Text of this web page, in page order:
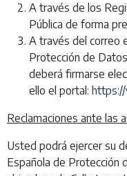
A través de los
Pública de forma
A través del correo
Protección de
deberá firmarse
ello el portal:
Reclamaciones ante las
Usted podrá ejercer su
Española de Protección